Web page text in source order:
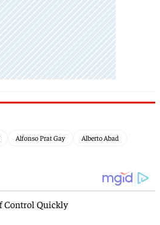
Alfonso Prat Gay Alberto Abad